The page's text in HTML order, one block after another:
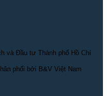
và Đầu tư Thành phố Hồ Chí
phối bởi B&V Việt Nam